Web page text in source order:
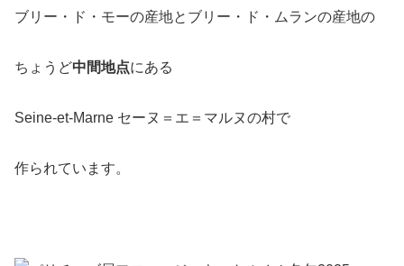
ブリー・ド・モーの産地とブリー・ド・ムランの産地の
ちょうど中間地点にある
Seine-et-Marne セーヌ＝エ＝マルヌの村で
作られています。